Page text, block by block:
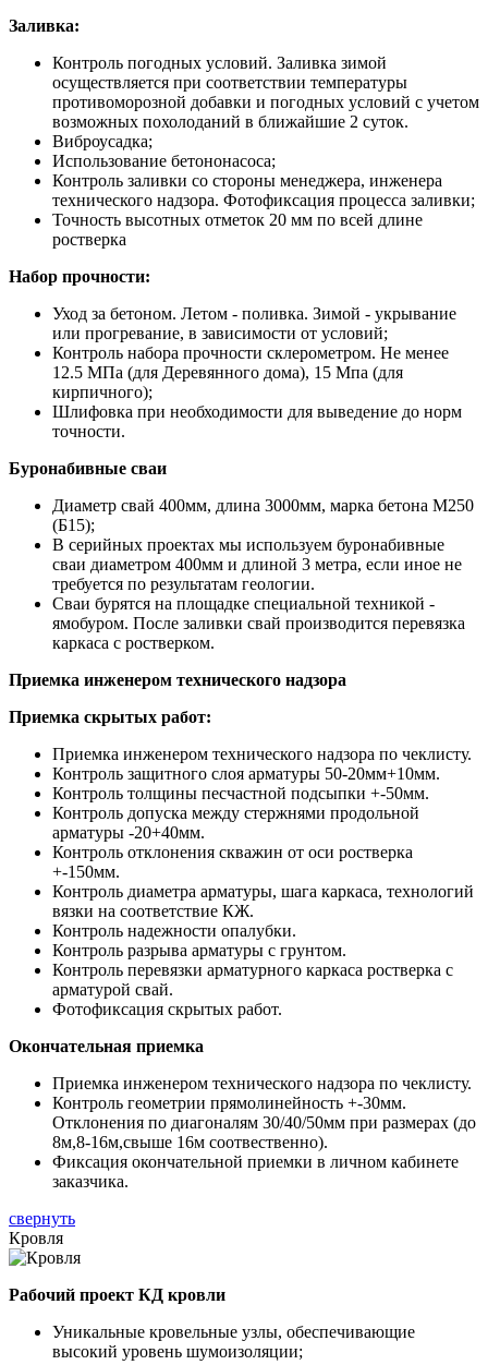
Заливка:
Контроль погодных условий. Заливка зимой
осуществляется при соответствии температуры
противоморозной добавки и погодных условий с учетом
возможных похолоданий в ближайшие 2 суток.
Виброусадка;
Использование бетононасоса;
Контроль заливки со стороны менеджера, инженера
технического надзора. Фотофиксация процесса заливки;
Точность высотных отметок 20 мм по всей длине
ростверка
Набор прочности:
Уход за бетоном. Летом - поливка. Зимой - укрывание
или прогревание, в зависимости от условий;
Контроль набора прочности склерометром. Не менее
12.5 МПа (для Деревянного дома), 15 Мпа (для
кирпичного);
Шлифовка при необходимости для выведение до норм
точности.
Буронабивные сваи
Диаметр свай 400мм, длина 3000мм, марка бетона М250
(Б15);
В серийных проектах мы используем буронабивные
сваи диаметром 400мм и длиной 3 метра, если иное не
требуется по результатам геологии.
Сваи бурятся на площадке специальной техникой -
ямобуром. После заливки свай производится перевязка
каркаса с ростверком.
Приемка инженером технического надзора
Приемка скрытых работ:
Приемка инженером технического надзора по чеклисту.
Контроль защитного слоя арматуры 50-20мм+10мм.
Контроль толщины песчастной подсыпки +-50мм.
Контроль допуска между стержнями продольной
арматуры -20+40мм.
Контроль отклонения скважин от оси ростверка
+-150мм.
Контроль диаметра арматуры, шага каркаса, технологий
вязки на соответствие КЖ.
Контроль надежности опалубки.
Контроль разрыва арматуры с грунтом.
Контроль перевязки арматурного каркаса ростверка с
арматурой свай.
Фотофиксация скрытых работ.
Окончательная приемка
Приемка инженером технического надзора по чеклисту.
Контроль геометрии прямолинейность +-30мм.
Отклонения по диагоналям 30/40/50мм при размерах (до
8м,8-16м,свыше 16м соотвественно).
Фиксация окончательной приемки в личном кабинете
заказчика.
свернуть
Кровля
Рабочий проект КД кровли
Уникальные кровельные узлы, обеспечивающие
высокий уровень шумоизоляции;